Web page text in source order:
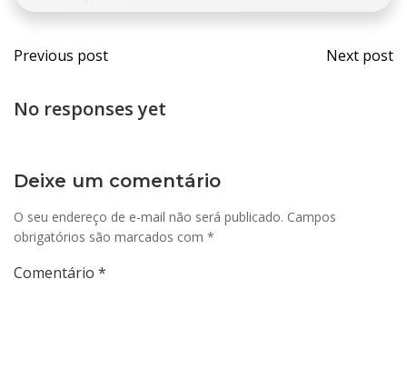
Navegação
de
Previous post Next post
No responses yet
Deixe um comentário
O seu endereço de e-mail não será publicado. Campos
obrigatórios são marcados com *
Comentário *